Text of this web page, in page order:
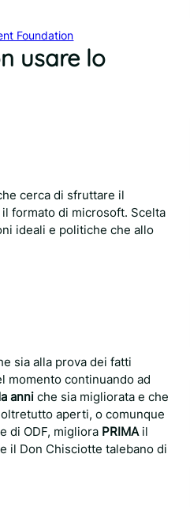
Foundation
usare lo
cerca di sfruttare il
formato di microsoft. Scelta
ideali e politiche che allo
sia alla prova dei fatti
momento continuando ad
anni che sia migliorata e che
aperti, o comunque
di ODF, migliora PRIMA il
il Don Chisciotte talebano di